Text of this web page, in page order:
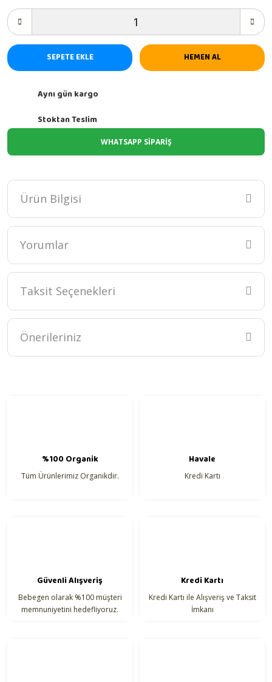
SEPETE EKLE HEMEN AL
Aynı gün kargo
Stoktan Teslim
WHATSAPP SİPARİŞ
Ürün Bilgisi
Yorumlar
Bu ürüne ilk yorumu siz yapın!
Taksit Seçenekleri
Önerileriniz
Ürün açıklamasında eksik bilgiler bulunuyor.
Ürün bilgilerinde hatalar bulunuyor.
%100 Organik
Tüm Ürünlerimiz Organikdir.
Havale
Kredi Kartı
Güvenli Alışveriş
Bebegen olarak %100 müşteri
memnuniyetini hedefliyoruz.
Kredi Kartı
Kredi Kartı ile Alışveriş ve Taksit
İmkanı